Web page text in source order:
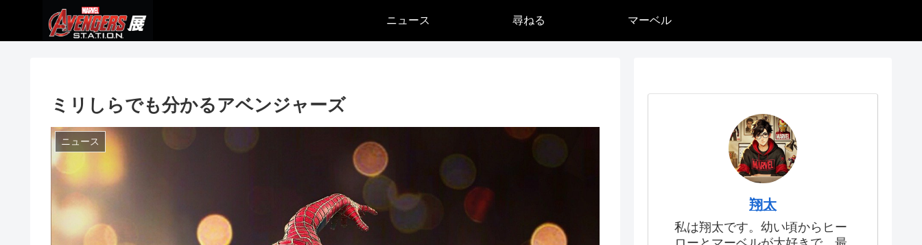
ニュース 尋ねる マーベル
ミリしらでも分かるアベンジャーズ
ニュース
翔太
私は翔太です。幼い頃からヒー